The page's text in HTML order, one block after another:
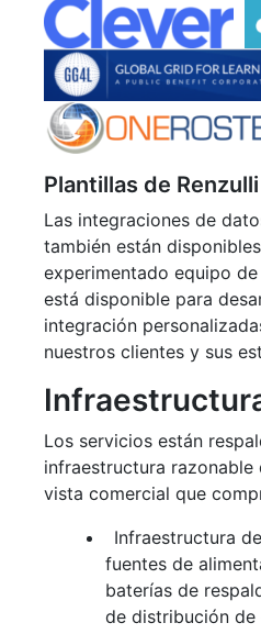
Plantillas de
Las integraciones de
también están
experimentado equipo
está disponible para
integración
nuestros clientes y sus
Los servicios están
infraestructura razonable
vista comercial que
Infraestructura
fuentes de
baterías de
de distribución de